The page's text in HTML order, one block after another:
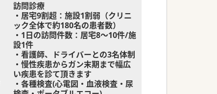
訪問診療
・居宅9割超：施設1割弱（クリニ
ック全体で約180名の患者数）
・1日の訪問件数：居宅8～10件/施
設1件
・看護師、ドライバーとの3名体制
・慢性疾患からガン末期まで幅広
い疾患を診て頂きます
・各種検査(心電図・血液検査・尿